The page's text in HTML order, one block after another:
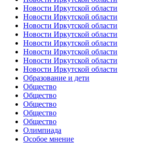
Новости Иркутской области
Новости Иркутской области
Новости Иркутской области
Новости Иркутской области
Новости Иркутской области
Новости Иркутской области
Новости Иркутской области
Новости Иркутской области
Образование и дети
Общество
Общество
Общество
Общество
Общество
Олимпиада
Особое мнение